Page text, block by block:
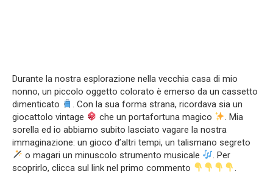
Durante la nostra esplorazione nella vecchia casa di mio
nonno, un piccolo oggetto colorato è emerso da un cassetto
dimenticato
. Con la sua forma strana, ricordava sia un
giocattolo vintage
che un portafortuna magico
. Mia
sorella ed io abbiamo subito lasciato vagare la nostra
immaginazione: un gioco d’altri tempi, un talismano segreto
o magari un minuscolo strumento musicale
. Per
scoprirlo, clicca sul link nel primo commento